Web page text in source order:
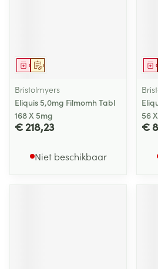
Op voorschrift
Geneesmiddel
Bristolmyers
Eliquis 5,0mg Filmomh Tabl
168 X 5mg
€ 218,23
Niet beschikbaar
56
€